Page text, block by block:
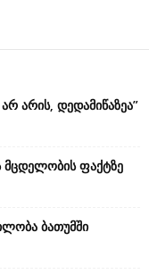
არის, დედამიწაზეა”
მცდელობის ფაქტზე
ბათუმში